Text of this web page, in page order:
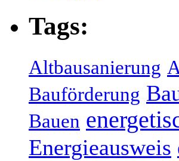
Tags:
Altbausanierung
Bauförderung
Bauen
Energieausweis